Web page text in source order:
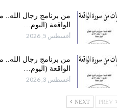
من برنامج رجال
الواقعة (اليوم…
أغسطس 5, 2026
من برنامج رجال
الواقعة (اليوم…
أغسطس 3, 2026
NEXT